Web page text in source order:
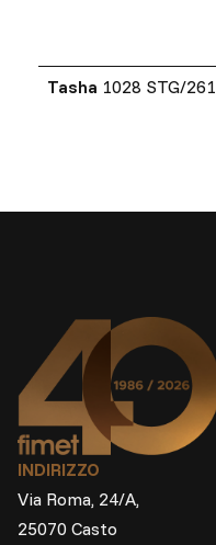
Tasha 1028 STG/261
INDIRIZZO
Via Roma, 24/A,
25070 Casto